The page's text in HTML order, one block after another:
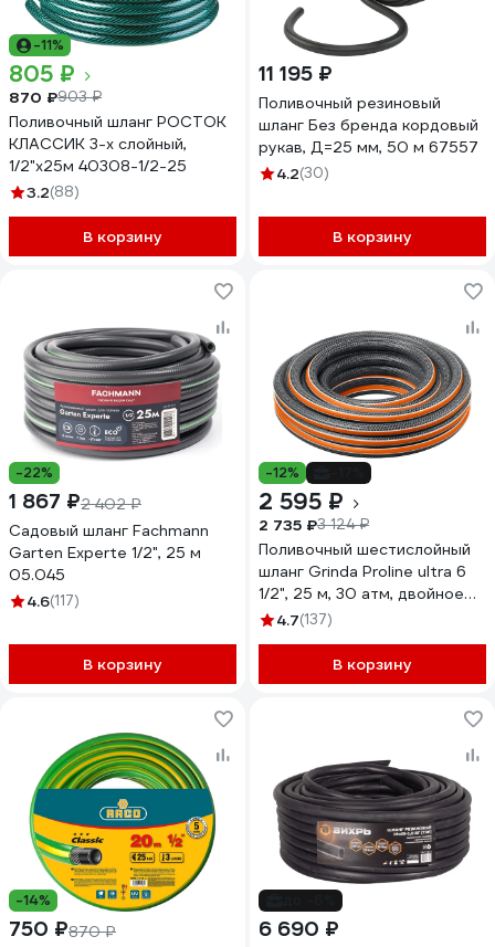
-11%
805 ₽
870 ₽903 ₽
Поливочный шланг РОСТОК
КЛАССИК 3-х слойный,
1/2"х25м 40308-1/2-25
3.2(88)
В корзину
11 195 ₽
Поливочный резиновый
шланг Без бренда кордовый
рукав, Д=25 мм, 50 м 67557
4.2(30)
В корзину
-22%
1 867 ₽2 402 ₽
Садовый шланг Fachmann
Garten Experte 1/2", 25 м
05.045
4.6(117)
В корзину
-12%
2 595 ₽
2 735 ₽3 124 ₽
Поливочный шестислойный
шланг Grinda Proline ultra 6
1/2", 25 м, 30 атм, двойное
армирование 429009-1/2-25
4.7(137)
В корзину
-14%
750 ₽870 ₽
6 690 ₽